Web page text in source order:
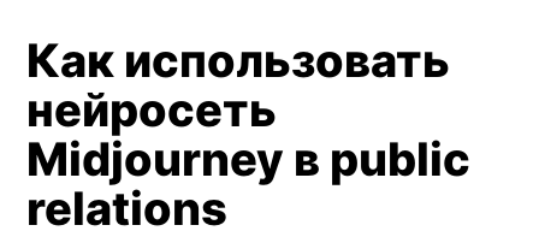
Как использовать
нейросеть
Midjourney в public
relations